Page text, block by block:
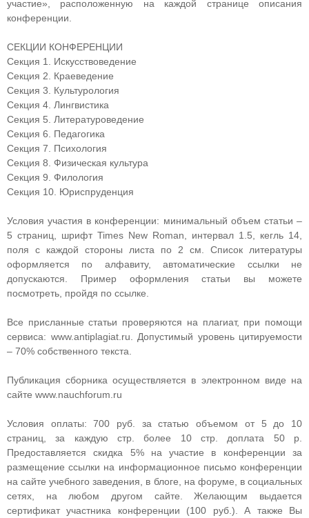
участие», расположенную на каждой странице описания
конференции.
СЕКЦИИ КОНФЕРЕНЦИИ
Секция 1. Искусствоведение
Секция 2. Краеведение
Секция 3. Культурология
Секция 4. Лингвистика
Секция 5. Литературоведение
Секция 6. Педагогика
Секция 7. Психология
Секция 8. Физическая культура
Секция 9. Филология
Секция 10. Юриспруденция
Условия участия в конференции: минимальный объем статьи –
5 страниц, шрифт Times New Roman, интервал 1.5, кегль 14,
поля с каждой стороны листа по 2 см. Список литературы
оформляется по алфавиту, автоматические ссылки не
допускаются. Пример оформления статьи вы можете
посмотреть, пройдя по ссылке.
Все присланные статьи проверяются на плагиат, при помощи
сервиса: www.antiplagiat.ru. Допустимый уровень цитируемости
– 70% собственного текста.
Публикация сборника осуществляется в электронном виде на
сайте www.nauchforum.ru
Условия оплаты: 700 руб. за статью объемом от 5 до 10
страниц, за каждую стр. более 10 стр. доплата 50 р.
Предоставляется скидка 5% на участие в конференции за
размещение ссылки на информационное письмо конференции
на сайте учебного заведения, в блоге, на форуме, в социальных
сетях, на любом другом сайте. Желающим выдается
сертификат участника конференции (100 руб.). А также Вы